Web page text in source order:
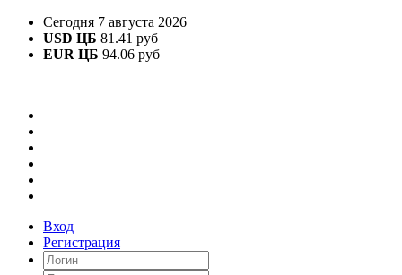
Сегодня 7 августа 2026
USD ЦБ 81.41 руб
EUR ЦБ 94.06 руб
Вход
Регистрация